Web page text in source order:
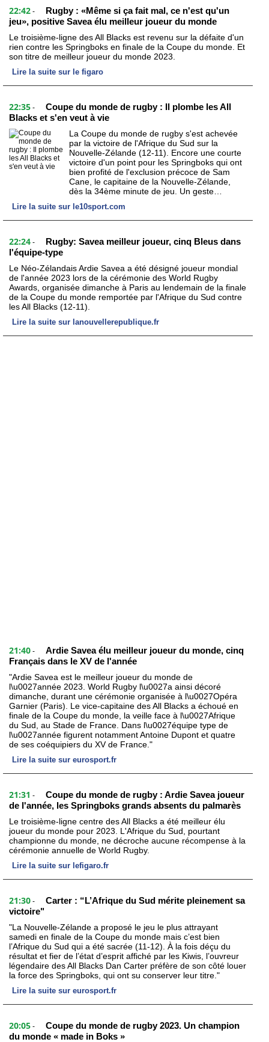
22:42 -
Rugby : «Même si ça fait mal, ce n'est qu'un
jeu», positive Savea élu meilleur joueur du monde
Le troisième-ligne des All Blacks est revenu sur la défaite d'un
rien contre les Springboks en finale de la Coupe du monde. Et
son titre de meilleur joueur du monde 2023.
Lire la suite sur le figaro
22:35 -
Coupe du monde de rugby : Il plombe les All
Blacks et s'en veut à vie
La Coupe du monde de rugby s'est achevée
par la victoire de l'Afrique du Sud sur la
Nouvelle-Zélande (12-11). Encore une courte
victoire d'un point pour les Springboks qui ont
bien profité de l'exclusion précoce de Sam
Cane, le capitaine de la Nouvelle-Zélande,
dès la 34ème minute de jeu. Un geste…
Lire la suite sur le10sport.com
22:24 -
Rugby: Savea meilleur joueur, cinq Bleus dans
l'équipe-type
Le Néo-Zélandais Ardie Savea a été désigné joueur mondial
de l'année 2023 lors de la cérémonie des World Rugby
Awards, organisée dimanche à Paris au lendemain de la finale
de la Coupe du monde remportée par l'Afrique du Sud contre
les All Blacks (12-11).
Lire la suite sur lanouvellerepublique.fr
21:40 -
Ardie Savea élu meilleur joueur du monde, cinq
Français dans le XV de l'année
"Ardie Savea est le meilleur joueur du monde de
l\u0027année 2023. World Rugby l\u0027a ainsi décoré
dimanche, durant une cérémonie organisée à l\u0027Opéra
Garnier (Paris). Le vice-capitaine des All Blacks a échoué en
finale de la Coupe du monde, la veille face à l\u0027Afrique
du Sud, au Stade de France. Dans l\u0027équipe type de
l\u0027année figurent notamment Antoine Dupont et quatre
de ses coéquipiers du XV de France."
Lire la suite sur eurosport.fr
21:31 -
Coupe du monde de rugby : Ardie Savea joueur
de l'année, les Springboks grands absents du palmarès
Le troisième-ligne centre des All Blacks a été meilleur élu
joueur du monde pour 2023. L'Afrique du Sud, pourtant
championne du monde, ne décroche aucune récompense à la
cérémonie annuelle de World Rugby.
Lire la suite sur lefigaro.fr
21:30 -
Carter : “L’Afrique du Sud mérite pleinement sa
victoire"
"La Nouvelle-Zélande a proposé le jeu le plus attrayant
samedi en finale de la Coupe du monde mais c’est bien
l’Afrique du Sud qui a été sacrée (11-12). À la fois déçu du
résultat et fier de l’état d’esprit affiché par les Kiwis, l’ouvreur
légendaire des All Blacks Dan Carter préfère de son côté louer
la force des Springboks, qui ont su conserver leur titre."
Lire la suite sur eurosport.fr
20:05 -
Coupe du monde de rugby 2023. Un champion
du monde « made in Boks »